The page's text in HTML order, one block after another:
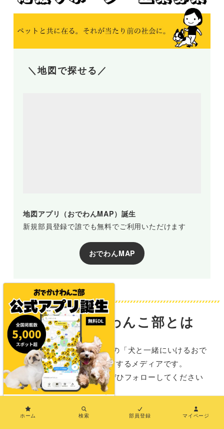
＼地図で探せる／
地図アプリ（おでわんMAP）誕生
新規部員登録で誰でも無料でご利用いただけます
おでわんMAP
おでかけわんこ部とは
おでかけわんこ部は、全国の「犬と一緒にいけるおで
かけ施設情報」を発信するメディアです。
SNSでも情報を発信中！ぜひフォローしてください
ね。
ホーム 検索 部員登録 マイページ